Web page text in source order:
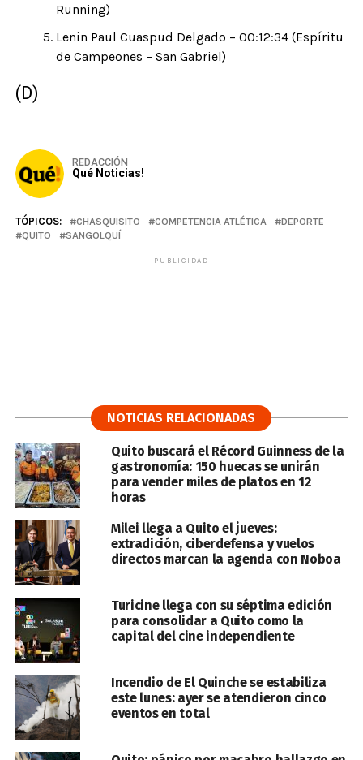
Running)
Lenin Paul Cuaspud Delgado – 00:12:34 (Espíritu
de Campeones – San Gabriel)
(D)
REDACCIÓN
Qué Noticias!
TÓPICOS: CHASQUISITO COMPETENCIA ATLÉTICA
DEPORTE
QUITO
SANGOLQUÍ
PUBLICIDAD
NOTICIAS RELACIONADAS
Quito buscará el Récord Guinness de la
gastronomía: 150 huecas se unirán
para vender miles de platos en 12
horas
Milei llega a Quito el jueves:
extradición, ciberdefensa y vuelos
directos marcan la agenda con Noboa
Turicine llega con su séptima edición
para consolidar a Quito como la
capital del cine independiente
Incendio de El Quinche se estabiliza
este lunes: ayer se atendieron cinco
eventos en total